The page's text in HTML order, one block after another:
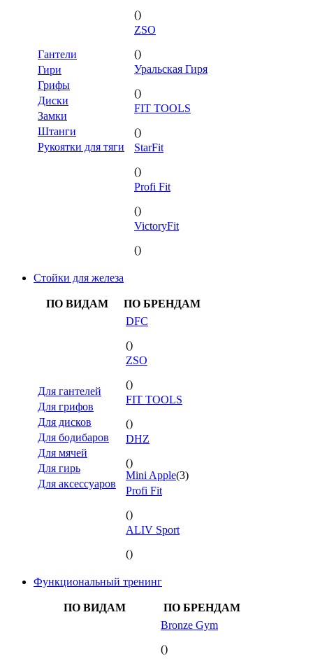
Гантели
Гири
Грифы
Диски
Замки
Штанги
Рукоятки для тяги
()
ZSO
()
Уральская Гиря
()
FIT TOOLS
()
StarFit
()
Profi Fit
()
VictoryFit
()
Стойки для железа
ПО ВИДАМ ПО БРЕНДАМ
Для гантелей
Для грифов
Для дисков
Для бодибаров
Для мячей
Для гирь
Для аксессуаров
DFC
()
ZSO
()
FIT TOOLS
()
DHZ
()
Mini Apple(3)
Profi Fit
()
ALIV Sport
()
Функциональный тренинг
ПО ВИДАМ
ПО БРЕНДАМ
Bronze Gym
()